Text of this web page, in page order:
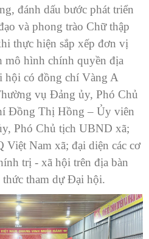
đánh dấu bước phát triển
và phong trào Chữ thập
thực hiện sắp xếp đơn vị
mô hình chính quyền địa
hội có đồng chí Vàng A
vụ Đảng ủy, Phó Chủ
Đồng Thị Hồng – Ủy viên
Phó Chủ tịch UBND xã;
Nam xã; đại diện các cơ
trị - xã hội trên địa bàn
thức tham dự Đại hội.